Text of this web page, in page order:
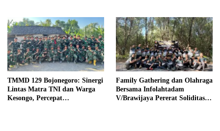
TMMD 129 Bojonegoro: Sinergi
Lintas Matra TNI dan Warga
Kesongo, Percepat
Family Gathering dan Olahraga
Bersama Infolahtadam
V/Brawijaya Pererat Soliditas